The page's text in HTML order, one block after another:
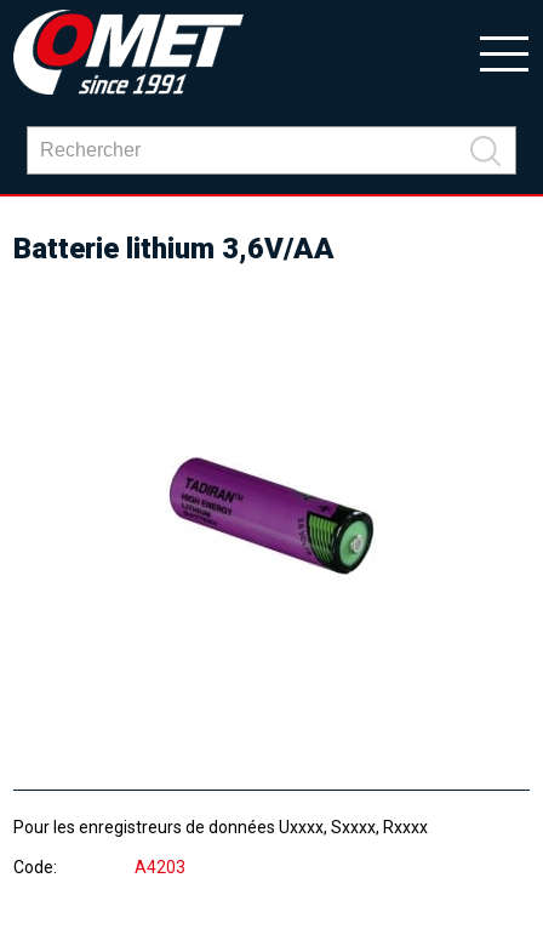
Batterie lithium 3,6V/AA
Pour les enregistreurs de données Uxxxx, Sxxxx, Rxxxx
Code A4203